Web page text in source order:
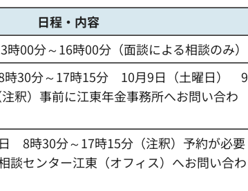
日程・内容
00分～16時00分（面談による相談のみ）
30分～17時15分 10月9日（土曜日） 9
釈）事前に江東年金事務所へお問い合わ
8時30分～17時15分（注釈）予約が必要
談センター江東（オフィス）へお問い合わ